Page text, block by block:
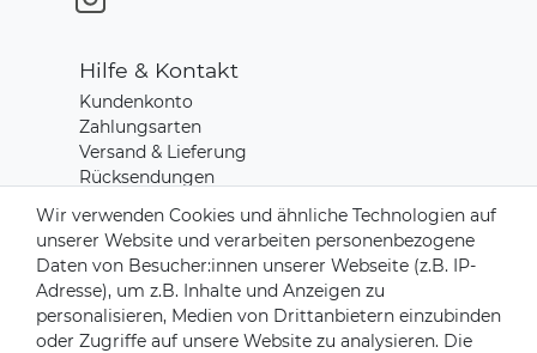
Hilfe & Kontakt
Kundenkonto
Zahlungsarten
Versand & Lieferung
Rücksendungen
Zahlungsanbieter
Wir verwenden Cookies und ähnliche Technologien auf
unserer Website und verarbeiten personenbezogene
Daten von Besucher:innen unserer Webseite (z.B. IP-
Adresse), um z.B. Inhalte und Anzeigen zu
personalisieren, Medien von Drittanbietern einzubinden
oder Zugriffe auf unsere Website zu analysieren. Die